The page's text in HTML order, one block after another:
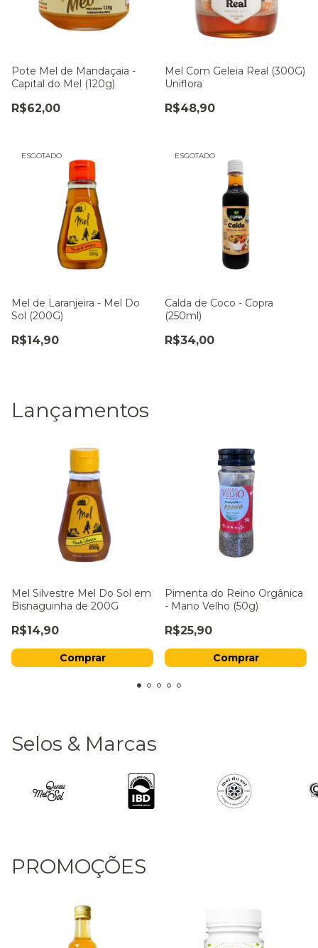
Pote Mel de Mandaçaia -
Capital do Mel (120g)
R$62,00
Mel Com Geleia Real (300G)
Uniflora
R$48,90
ESGOTADO
Mel de Laranjeira - Mel Do
Sol (200G)
R$14,90
ESGOTADO
Calda de Coco - Copra
(250ml)
R$34,00
Lançamentos
Mel Silvestre Mel Do Sol em
Bisnaguinha de 200G
R$14,90
Pimenta do Reino Orgânica
- Mano Velho (50g)
R$25,90
Selos & Marcas
PROMOÇÕES